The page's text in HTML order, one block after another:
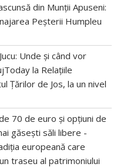
din Munții Apuseni:
Peșterii Humpleu
Unde și când vor
la Relațiile
Țărilor de Jos, la un nivel
70 de euro și opțiuni de
găsești săli libere -
europeană care
traseu al patrimoniului